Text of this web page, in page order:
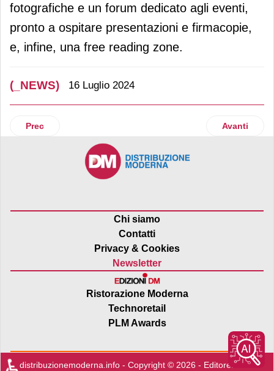
fotografiche e un forum dedicato agli eventi,
pronto a ospitare presentazioni e firmacopie,
e, infine, una free reading zone.
(_NEWS) 16 Luglio 2024
Articolo precedente: OrtoRomi per la Partita del cuore 2024
Prec Articolo
Avanti
Chi siamo
Contatti
Privacy & Cookies
Newsletter
Ristorazione Moderna
Technoretail
PLM Awards
distribuzionemoderna.info - Copyright © 2026 - Editore:Edra